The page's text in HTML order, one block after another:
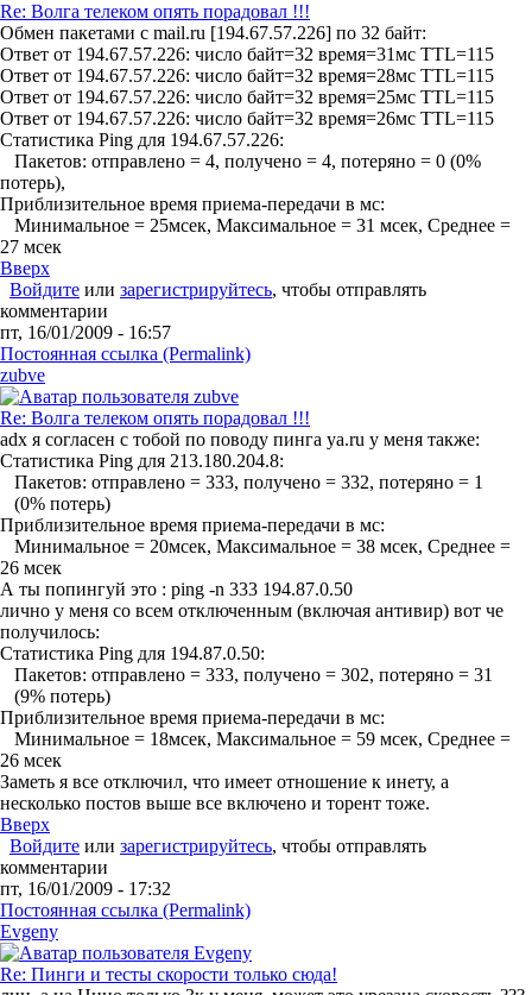
Re: Волга телеком опять порадовал !!!
Обмен пакетами с mail.ru [194.67.57.226] по 32 байт:
Ответ от 194.67.57.226: число байт=32 время=31мс TTL=115
Ответ от 194.67.57.226: число байт=32 время=28мс TTL=115
Ответ от 194.67.57.226: число байт=32 время=25мс TTL=115
Ответ от 194.67.57.226: число байт=32 время=26мс TTL=115
Статистика Ping для 194.67.57.226:
Пакетов: отправлено = 4, получено = 4, потеряно = 0 (0%
потерь),
Приблизительное время приема-передачи в мс:
Минимальное = 25мсек, Максимальное = 31 мсек, Среднее =
27 мсек
Вверх
Войдите или зарегистрируйтесь, чтобы отправлять
комментарии
пт, 16/01/2009 - 16:57
Постоянная ссылка (Permalink)
zubve
Re: Волга телеком опять порадовал !!!
adx я согласен с тобой по поводу пинга ya.ru у меня также:
Статистика Ping для 213.180.204.8:
Пакетов: отправлено = 333, получено = 332, потеряно = 1
(0% потерь)
Приблизительное время приема-передачи в мс:
Минимальное = 20мсек, Максимальное = 38 мсек, Среднее =
26 мсек
А ты попингуй это : ping -n 333 194.87.0.50
лично у меня со всем отключенным (включая антивир) вот че
получилось:
Статистика Ping для 194.87.0.50:
Пакетов: отправлено = 333, получено = 302, потеряно = 31
(9% потерь)
Приблизительное время приема-передачи в мс:
Минимальное = 18мсек, Максимальное = 59 мсек, Среднее =
26 мсек
Заметь я все отключил, что имеет отношение к инету, а
несколько постов выше все включено и торент тоже.
Вверх
Войдите или зарегистрируйтесь, чтобы отправлять
комментарии
пт, 16/01/2009 - 17:32
Постоянная ссылка (Permalink)
Evgeny
Re: Пинги и тесты скорости только сюда!